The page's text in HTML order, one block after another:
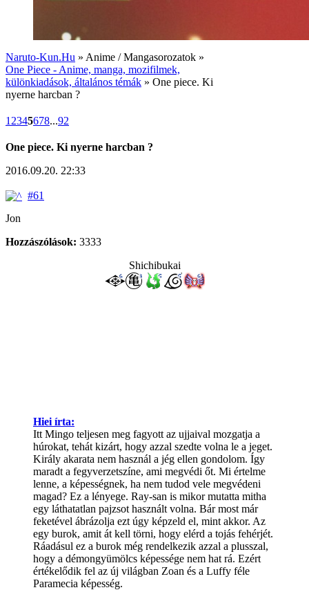
Naruto-Kun.Hu » Anime / Mangasorozatok »
One Piece - Anime, manga, mozifilmek,
különkiadások, általános témák » One piece. Ki
nyerne harcban ?
1 2345678...92
One piece. Ki nyerne harcban ?
2016.09.20. 22:33
#61
Jon
Hozzászólások: 3333
Shichibukai
Hiei írta:
Itt Mingo teljesen meg fagyott az ujjaival mozgatja a
húrokat, tehát kizárt, hogy azzal szedte volna le a jeget.
Király akarata nem használ a jég ellen gondolom. Így
maradt a fegyverzetszíne, ami megvédi őt. Mi értelme
lenne, a képességnek, ha nem tudod vele megvédeni
magad? Ez a lényege. Ray-san is mikor mutatta mitha
egy láthatatlan pajzsot használt volna. Bár most már
feketével ábrázolja ezt úgy képzeld el, mint akkor. Az
egy burok, amit át kell törni, hogy elérd a tojás fehérjét.
Ráadásul ez a burok még rendelkezik azzal a plusszal,
hogy a démongyümölcs képessége nem hat rá. Ezért
értékelődik fel az új világban Zoan és a Luffy féle
Paramecia képesség.